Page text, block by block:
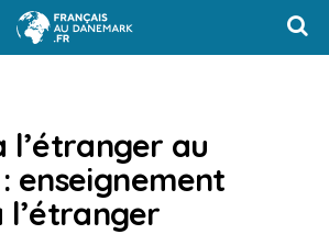
l’étranger au
enseignement
l’étranger